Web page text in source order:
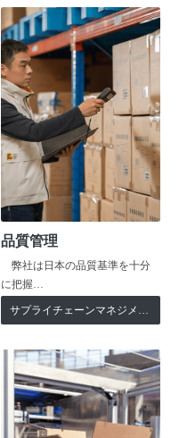
品質管理
弊社は日本の品質基準を十分
に把握…
サプライチェーンマネジメント